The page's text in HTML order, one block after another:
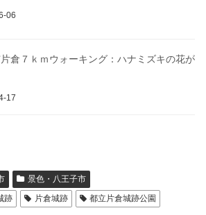
06
倉７ｋｍウォーキング：ハナミズキの花が
17
景色・八王子市
跡
片倉城跡 都立片倉城跡公園